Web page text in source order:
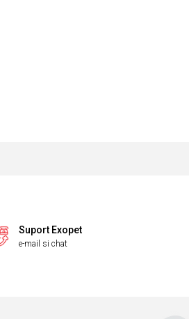
Suport Exopet
e-mail si chat